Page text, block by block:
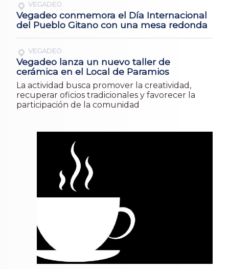
VEGADEO
Vegadeo conmemora el Día Internacional
del Pueblo Gitano con una mesa redonda
VEGADEO
Vegadeo lanza un nuevo taller de
cerámica en el Local de Paramios
La actividad busca promover la creatividad,
recuperar oficios tradicionales y favorecer la
participación de la comunidad